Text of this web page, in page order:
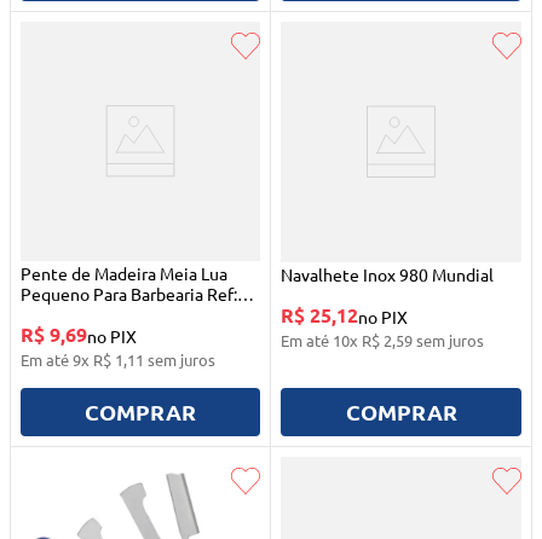
Pente de Madeira Meia Lua
Pequeno Para Barbearia Ref:
R$ 9,69no PIX
Em até9x R$ 1,11 sem juros
COMPRAR
Navalhete Inox 980 Mundial
R$ 25,12no PIX
Em até 10x R$ 2,59sem juros
COMPRAR